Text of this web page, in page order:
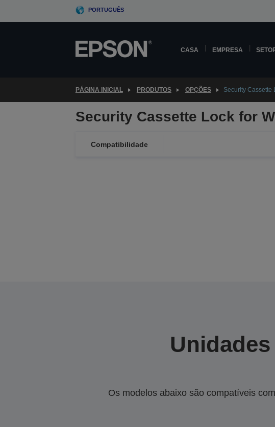
PORTUGUÊS
CASA EMPRESA
PÁGINA INICIAL PRODUTOS OPÇÕES Security Cassette
Security Cassette Lock for
Compatibilidade
Os modelos abaixo são compatíveis